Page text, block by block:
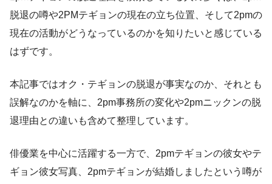
脱退の噂や2PMテギョンの現在の立ち位置、そして2pmの
現在の活動がどうなっているのかを知りたいと感じている
はずです。
本記事ではオク・テギョンの脱退が事実なのか、それとも
誤解なのかを軸に、2pm事務所の変化や2pmニックンの脱
退理由との違いも含めて整理しています。
俳優業を中心に活躍する一方で、2pmテギョンの彼女やテ
ギョン彼女写真、2pmテギョンが結婚しましたという噂が